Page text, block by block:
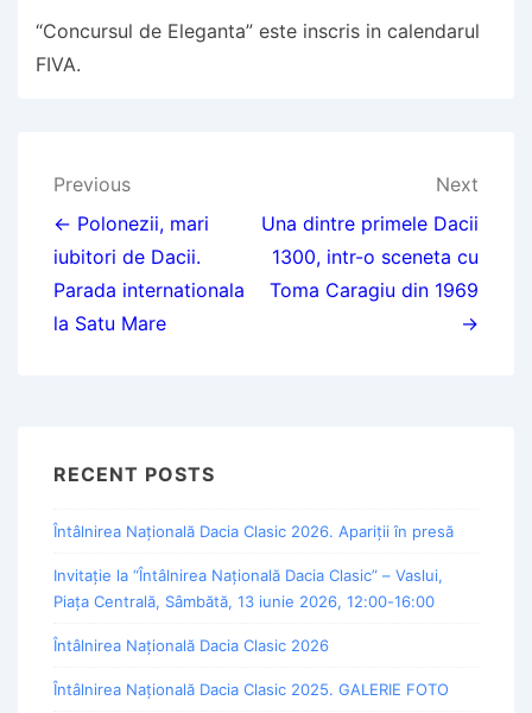
“Concursul de Eleganta” este inscris in calendarul
FIVA.
Post
navigation
Previous
← Polonezii, mari
iubitori de Dacii.
Parada internationala
la Satu Mare
Next
Una dintre primele Dacii
1300, intr-o sceneta cu
Toma Caragiu din 1969
→
RECENT POSTS
Întâlnirea Națională Dacia Clasic 2026. Apariții în presă
Invitație la “Întâlnirea Națională Dacia Clasic” – Vaslui,
Piața Centrală, Sâmbătă, 13 iunie 2026, 12:00-16:00
Întâlnirea Națională Dacia Clasic 2026
Întâlnirea Națională Dacia Clasic 2025. GALERIE FOTO